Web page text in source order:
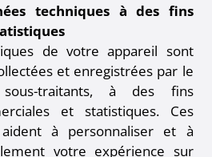
techniques à des fins
de votre appareil sont
et enregistrées par le
traitants, à des fins
et statistiques. Ces
à personnaliser et à
votre expérience sur